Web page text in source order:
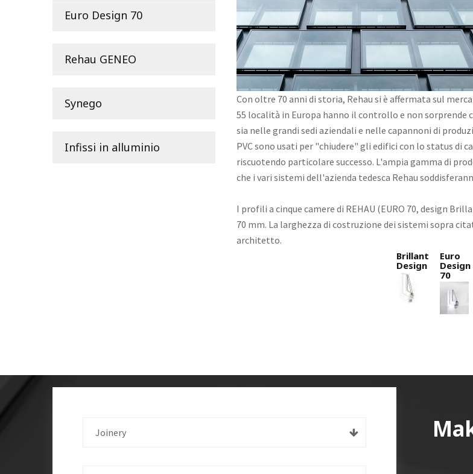
Con oltre 70 anni di storia, Rehau si è affermata sul
55 località in Europa hanno il controllo e non sorprende
sia nelle grandi sedi aziendali e nelle capannoni di
PVC sono usati per "chiudere" gli edifici con lo status di
riscuotendo particolare successo. L'ampia gamma di
che i vari sistemi dell'azienda tedesca Rehau
I profili a cinque camere di REHAU (EURO 70, design
70 mm. La larghezza di costruzione dei sistemi sopra
architetto.
Brillant
Design
Euro
Design
70
Euro Design 70
Rehau GENEO
Synego
Infissi in alluminio
Joinery